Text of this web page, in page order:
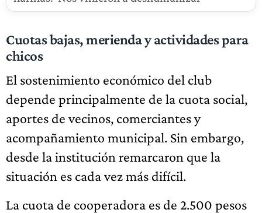
Cuotas bajas, merienda y actividades para
chicos
El sostenimiento económico del club
depende principalmente de la cuota social,
aportes de vecinos, comerciantes y
acompañamiento municipal. Sin embargo,
desde la institución remarcaron que la
situación es cada vez más difícil.
La cuota de cooperadora es de 2.500 pesos